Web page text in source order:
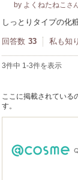
by よくねたねこ さ
しっとりタイプの化
回答数 33 私も知
3件中 1-3件を表示
ここに掲載されている
す。